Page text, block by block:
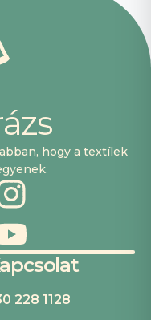
ázs
hogy a textílek
228 1128